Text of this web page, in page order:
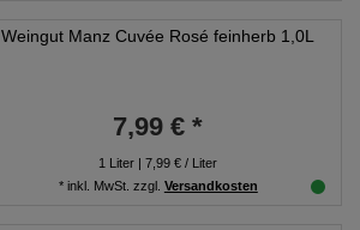
Weingut Manz Cuvée Rosé feinherb 1,0L
7,99 € *
1 Liter | 7,99 € / Liter
* inkl. MwSt. zzgl. Versandkosten